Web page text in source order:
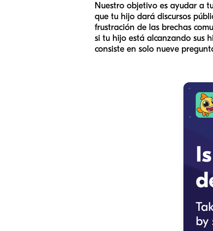
Nuestro objetivo es ayudar a
que tu hijo dará discursos
frustración de las brechas
si tu hijo está alcanzando sus
consiste en solo nueve